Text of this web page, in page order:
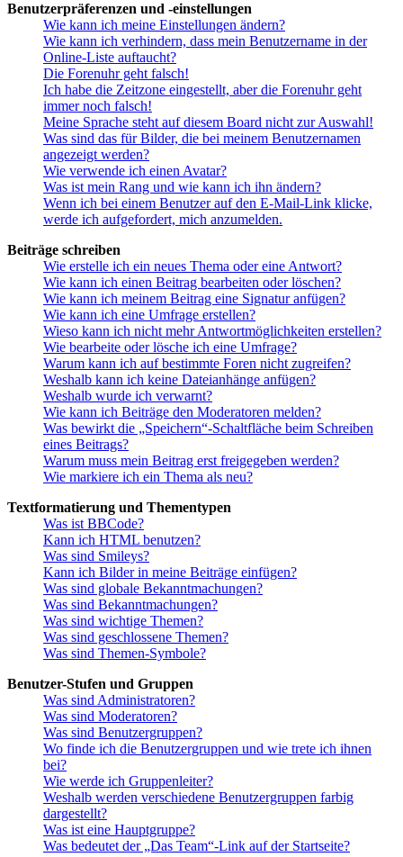
Benutzerpräferenzen und -einstellungen
Wie kann ich meine Einstellungen ändern?
Wie kann ich verhindern, dass mein Benutzername in der
Online-Liste auftaucht?
Die Forenuhr geht falsch!
Ich habe die Zeitzone eingestellt, aber die Forenuhr geht
immer noch falsch!
Meine Sprache steht auf diesem Board nicht zur Auswahl!
Was sind das für Bilder, die bei meinem Benutzernamen
angezeigt werden?
Wie verwende ich einen Avatar?
Was ist mein Rang und wie kann ich ihn ändern?
Wenn ich bei einem Benutzer auf den E-Mail-Link klicke,
werde ich aufgefordert, mich anzumelden.
Beiträge schreiben
Wie erstelle ich ein neues Thema oder eine Antwort?
Wie kann ich einen Beitrag bearbeiten oder löschen?
Wie kann ich meinem Beitrag eine Signatur anfügen?
Wie kann ich eine Umfrage erstellen?
Wieso kann ich nicht mehr Antwortmöglichkeiten erstellen?
Wie bearbeite oder lösche ich eine Umfrage?
Warum kann ich auf bestimmte Foren nicht zugreifen?
Weshalb kann ich keine Dateianhänge anfügen?
Weshalb wurde ich verwarnt?
Wie kann ich Beiträge den Moderatoren melden?
Was bewirkt die „Speichern“-Schaltfläche beim Schreiben
eines Beitrags?
Warum muss mein Beitrag erst freigegeben werden?
Wie markiere ich ein Thema als neu?
Textformatierung und Thementypen
Was ist BBCode?
Kann ich HTML benutzen?
Was sind Smileys?
Kann ich Bilder in meine Beiträge einfügen?
Was sind globale Bekanntmachungen?
Was sind Bekanntmachungen?
Was sind wichtige Themen?
Was sind geschlossene Themen?
Was sind Themen-Symbole?
Benutzer-Stufen und Gruppen
Was sind Administratoren?
Was sind Moderatoren?
Was sind Benutzergruppen?
Wo finde ich die Benutzergruppen und wie trete ich ihnen
bei?
Wie werde ich Gruppenleiter?
Weshalb werden verschiedene Benutzergruppen farbig
dargestellt?
Was ist eine Hauptgruppe?
Was bedeutet der „Das Team“-Link auf der Startseite?